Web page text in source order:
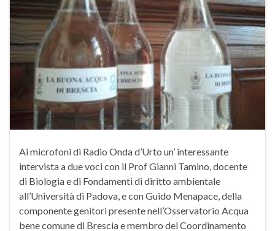
Ai microfoni di Radio Onda d’Urto un’ interessante
intervista a due voci con il Prof Gianni Tamino, docente
di Biologia e di Fondamenti di diritto ambientale
all’Università di Padova, e con Guido Menapace, della
componente genitori presente nell’Osservatorio Acqua
bene comune di Brescia e membro del Coordinamento